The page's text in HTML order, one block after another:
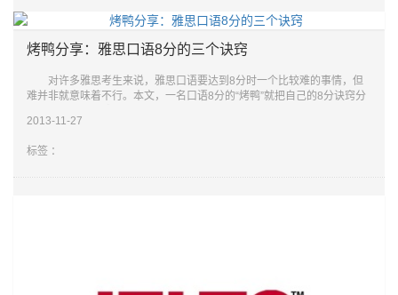
烤鸭分享：雅思口语8分的三个诀窍
对许多雅思考生来说，雅思口语要达到8分时一个比较难的事情，但
难并非就意味着不行。本文，一名口语8分的“烤鸭”就把自己的8分诀窍分
2013-11-27
标签 ：